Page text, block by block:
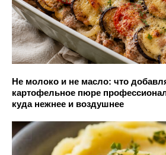
Не молоко и не масло: что
картофельное пюре
куда нежнее и воздушнее